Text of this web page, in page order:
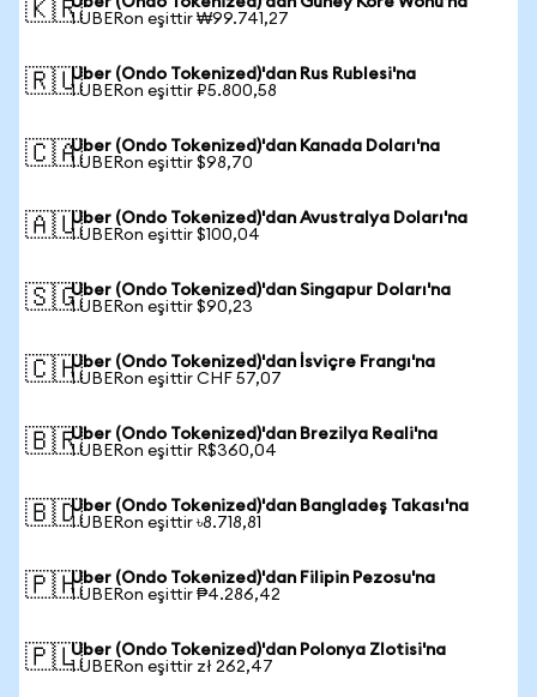
🇰🇷1 UBERon eşittir ₩99.741,27
🇷🇺Uber (Ondo Tokenized)'dan Rus Rublesi'na
1 UBERon eşittir ₽5.800,58
🇨🇦Uber (Ondo Tokenized)'dan Kanada Doları'na
1 UBERon eşittir $98,70
🇦🇺Uber (Ondo Tokenized)'dan Avustralya Doları'na
1 UBERon eşittir $100,04
🇸🇬Uber (Ondo Tokenized)'dan Singapur Doları'na
1 UBERon eşittir $90,23
🇨🇭Uber (Ondo Tokenized)'dan İsviçre Frangı'na
1 UBERon eşittir CHF 57,07
🇧🇷Uber (Ondo Tokenized)'dan Brezilya Reali'na
1 UBERon eşittir R$360,04
🇧🇩Uber (Ondo Tokenized)'dan Bangladeş Takası'na
1 UBERon eşittir ৳8.718,81
🇵🇭Uber (Ondo Tokenized)'dan Filipin Pezosu'na
1 UBERon eşittir ₱4.286,42
🇵🇱Uber (Ondo Tokenized)'dan Polonya Zlotisi'na
1 UBERon eşittir zł 262,47